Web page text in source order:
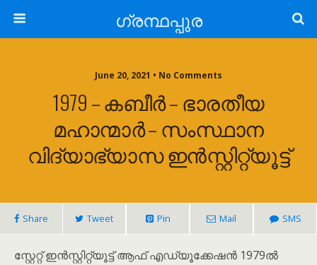
ഗ്രന്ഥപ്പുര
June 20, 2021 • No Comments
1979 – കബീർ – ഭാരതീയ
മഹാന്മാർ – സംസ്ഥാന
വിദ്യാഭ്യാസ ഇൻസ്റ്റിറ്റ്യൂട്ട്
Share Tweet Pin Mail SMS
സ്റ്റേറ്റ് ഇൻസ്റ്റിറ്റ്യൂട്ട് ആഫ് എഡ്യൂക്കേഷൻ 1979ൽ